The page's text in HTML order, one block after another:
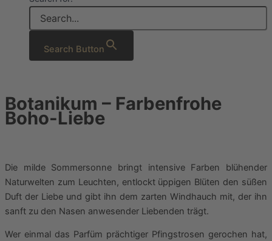
Search Button
Botanikum – Farbenfrohe
Boho-Liebe
Die milde Sommersonne bringt intensive Farben blühender
Naturwelten zum Leuchten, entlockt üppigen Blüten den süßen
Duft der Liebe und gibt ihn dem zarten Windhauch mit, der ihn
sanft zu den Nasen anwesender Liebenden trägt.
Wer einmal das Parfüm prächtiger Pfingstrosen gerochen hat,